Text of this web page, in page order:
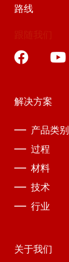
路线
跟随我们
解决方案
产品类别
过程
材料
技术
行业
关于我们